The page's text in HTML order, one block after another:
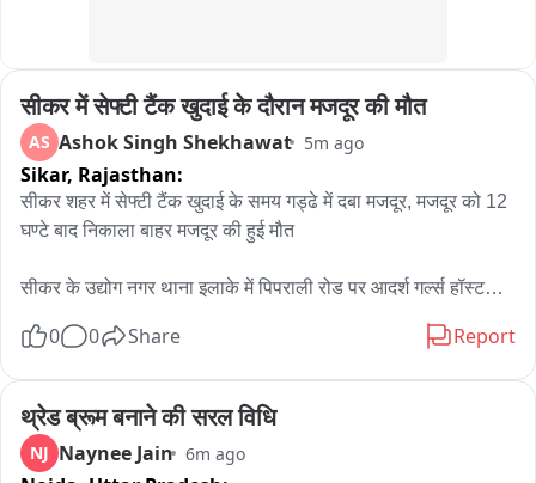
सीकर में सेफ्टी टैंक खुदाई के दौरान मजदूर की मौत
AS Ashok Singh Shekhawat 5m ago
Sikar, Rajasthan:
सीकर शहर में सेफ्टी टैंक खुदाई के समय गड्ढे में दबा मजदूर, मजदूर को 12
घण्टे बाद निकाला बाहर मजदूर की हुई मौत
सीकर के उद्योग नगर थाना इलाके में पिपराली रोड पर आदर्श गर्ल्स हॉस्टल
से एक मजदूर मिट्टी में दब गया, जिसे 12 घण्टे बाद देर रात सिविल डिफेंस
पोस्टमार्टम किया जाएगा. 12 घंटे से रेस्क्यू किया गया ।
सीकर अतिरिक्त पुलिस अधीक्षक तेजपाल सिंह ने ने बताया कि मजदूर सीकर
0 0 Share Report
थ्रेड ब्रूम बनाने की सरल विधि
NJ Naynee Jain 6m ago